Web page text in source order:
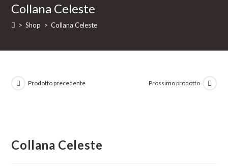
Collana Celeste
> Shop > Collana Celeste
Prodotto precedente Prossimo prodotto
Collana Celeste